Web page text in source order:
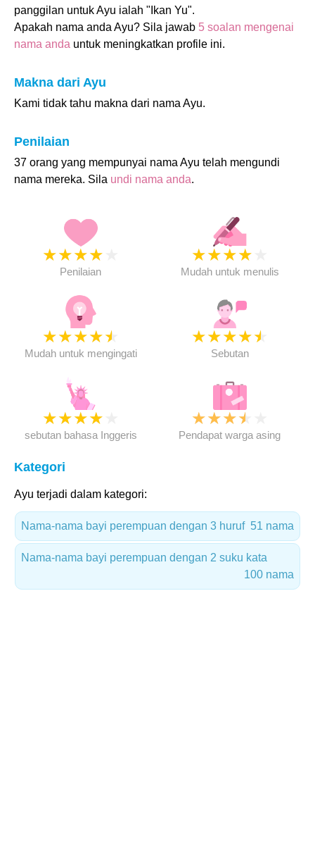
panggilan untuk Ayu ialah "Ikan Yu".
Apakah nama anda Ayu? Sila jawab 5 soalan mengenai
nama anda untuk meningkatkan profile ini.
Makna dari Ayu
Kami tidak tahu makna dari nama Ayu.
Penilaian
37 orang yang mempunyai nama Ayu telah mengundi
nama mereka. Sila undi nama anda.
★★★★
Penilaian
★★★★
Mudah untuk menulis
★★★★★
Mudah untuk mengingati
★★★★★
Sebutan
★★★★
sebutan bahasa Inggeris
★★★★
Pendapat warga asing
Kategori
Ayu terjadi dalam kategori:
Nama-nama bayi perempuan dengan 3 huruf 51 nama
Nama-nama bayi perempuan dengan 2 suku kata
100 nama